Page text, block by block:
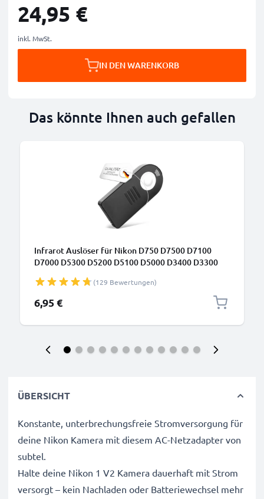
24,95 €
inkl. MwSt.
IN DEN WARENKORB
Das könnte Ihnen auch gefallen
Infrarot Auslöser für Nikon D750 D7500 D7100
D7000 D5300 D5200 D5100 D5000 D3400 D3300
Infrared Kamerafernbedienung von CELLONIC
(129 Bewertungen)
6,95 €
ÜBERSICHT
Konstante, unterbrechungsfreie Stromversorgung für
deine Nikon Kamera mit diesem AC-Netzadapter von
subtel.
Halte deine Nikon 1 V2 Kamera dauerhaft mit Strom
versorgt – kein Nachladen oder Batteriewechsel mehr